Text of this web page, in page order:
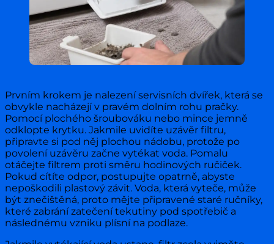
Prvním krokem je nalezení servisních dvířek, která se
obvykle nacházejí v pravém dolním rohu pračky.
Pomocí plochého šroubováku nebo mince jemně
odklopte krytku. Jakmile uvidíte uzávěr filtru,
připravte si pod něj plochou nádobu, protože po
povolení uzávěru začne vytékat voda. Pomalu
otáčejte filtrem proti směru hodinových ručiček.
Pokud cítíte odpor, postupujte opatrně, abyste
nepoškodili plastový závit. Voda, která vyteče, může
být znečištěná, proto mějte připravené staré ručníky,
které zabrání zatečení tekutiny pod spotřebič a
následnému vzniku plísní na podlaze.